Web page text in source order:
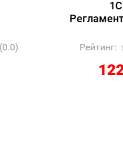
12267 руб.